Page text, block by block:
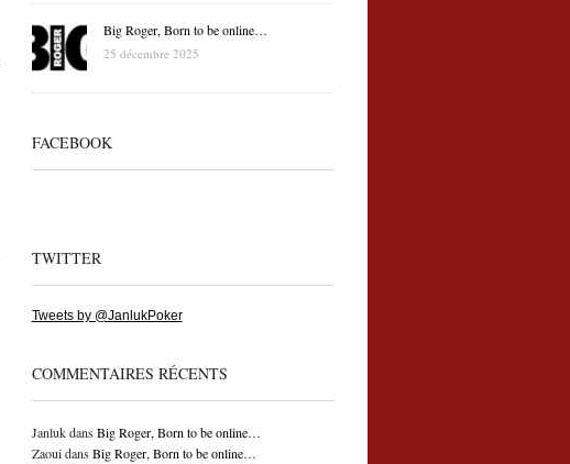
Big Roger, Born to be online…
25 décembre 2025
FACEBOOK
TWITTER
Tweets by @JanlukPoker
COMMENTAIRES RÉCENTS
Janlukdans Big Roger, Born to be online…
Zaouidans Big Roger, Born to be online…